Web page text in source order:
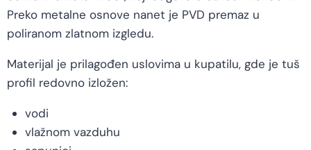
Preko metalne osnove nanet je PVD premaz u
poliranom zlatnom izgledu.
Materijal je prilagođen uslovima u kupatilu, gde je tuš
profil redovno izložen:
vodi
vlažnom vazduhu